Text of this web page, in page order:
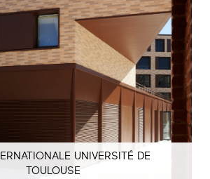
UNIVERSITÉ DE
TOULOUSE